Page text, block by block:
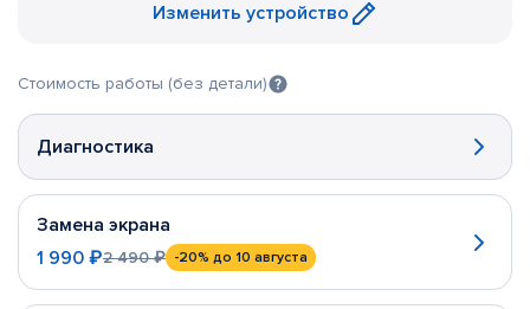
Изменить устройство
Стоимость работы (без детали)
Диагностика
Замена экрана
1 990 ₽2 490 ₽ -20% до 10 августа